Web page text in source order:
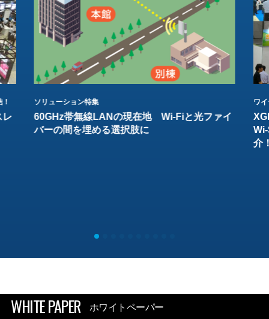
レ
ソリューション特集
60GHz帯無線LANの現在地 Wi-Fiと光ファイ
バーの間を埋める選択肢に
ワ
介
WHITE PAPER ホワイトペーパー